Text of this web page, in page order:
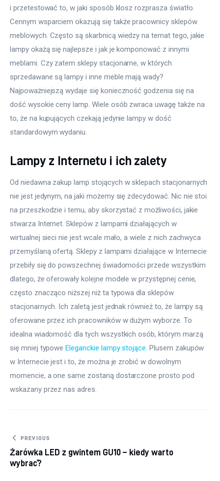
i przetestować to, w jaki sposób klosz rozprasza światło.
Cennym wsparciem okazują się także pracownicy sklepów
meblowych. Często są skarbnicą wiedzy na temat tego, jakie
lampy okażą się najlepsze i jak je komponować z innymi
meblami. Czy zatem sklepy stacjonarne, w których
sprzedawane są lampy i inne meble mają wady?
Najpoważniejszą wydaje się konieczność godzenia się na
dość wysokie ceny lamp. Wiele osób zwraca uwagę także na
to, że na kupujących czekają jedynie lampy w dość
standardowym wydaniu.
Lampy z Internetu i ich zalety
Od niedawna zakup lamp stojących w sklepach stacjonarnych
nie jest jedynym, na jaki możemy się zdecydować. Nic nie stoi
na przeszkodzie i temu, aby skorzystać z możliwości, jakie
stwarza Internet. Sklepów z lampami działających w
wirtualnej sieci nie jest wcale mało, a wiele z nich zachwyca
przemyślaną ofertą. Sklepy z lampami działające w Internecie
przebiły się do powszechnej świadomości przede wszystkim
dlatego, że oferowały kolejne modele w przystępnej cenie,
często znacząco niższej niż ta typowa dla sklepów
stacjonarnych. Ich zaletą jest jednak również to, że lampy są
oferowane przez ich pracowników w dużym wyborze. To
idealna wiadomość dla tych wszystkich osób, którym marzą
się mniej typowe Eleganckie lampy stojące. Plusem zakupów
w Internecie jest i to, że można je zrobić w dowolnym
momencie, a one same zostaną dostarczone prosto pod
wskazany przez nas adres.
Nawigacja wpisu
PREVIOUS
Żarówka LED z gwintem GU10 – kiedy warto
wybrać?